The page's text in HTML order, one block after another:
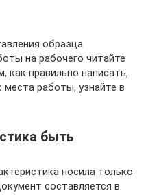
образца
на рабочего читайте
как правильно написать,
места работы, узнайте в
быть
носила только
составляется в